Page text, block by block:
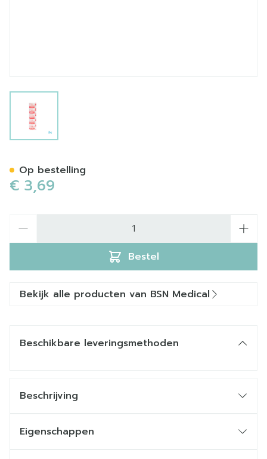
€ 3,69
Bestel
Op bestelling
Bekijk alle producten van BSN Medical
Beschikbare leveringsmethoden
Beschrijving
Eigenschappen